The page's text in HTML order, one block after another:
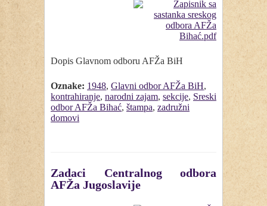
Dopis Glavnom odboru AFŽa BiH
Oznake: 1948, Glavni odbor AFŽa BiH,
kontrahiranje, narodni zajam, sekcije, Sreski
odbor AFŽa Bihać, štampa, zadružni
domovi
Zadaci Centralnog odbora
AFŽa Jugoslavije